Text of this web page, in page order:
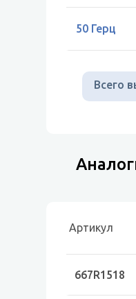
50 Герц
Всего
Артикул
667R1518